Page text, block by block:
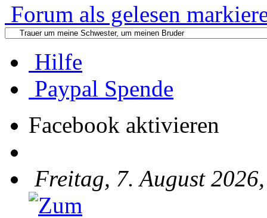
Forum als gelesen
Hilfe
Paypal Spende
Facebook aktivieren
Freitag, 7. August